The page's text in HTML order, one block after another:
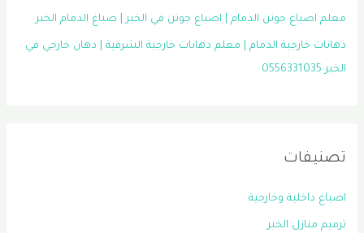
معلم اصباغ جوتن الدمام | اصباغ جوتن في الخبر | صباغ الدمام الخبر
دهانات خارجية الدمام | معلم دهانات خارجية الشرقية | دهان خارجي في
الخبر 0556331035
تصنيفات
اصباغ داخلية وخارجية
ترميم منازل الخبر